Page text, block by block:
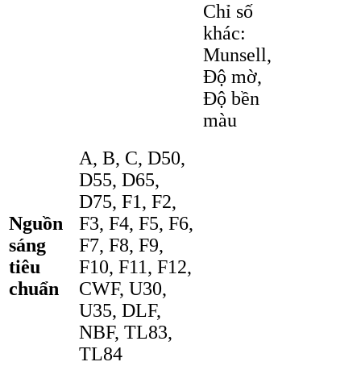
Chỉ số
khác:
Munsell,
Độ mờ,
Độ bền
màu
Nguồn
sáng
tiêu
chuẩn
A, B, C, D50,
D55, D65,
D75, F1, F2,
F3, F4, F5, F6,
F7, F8, F9,
F10, F11, F12,
CWF, U30,
U35, DLF,
NBF, TL83,
TL84